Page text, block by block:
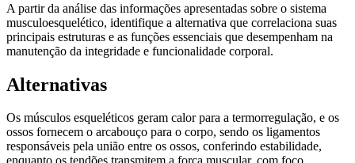
A partir da análise das informações apresentadas sobre o sistema
musculoesquelético, identifique a alternativa que correlaciona suas
principais estruturas e as funções essenciais que desempenham na
manutenção da integridade e funcionalidade corporal.
Alternativas
Os músculos esqueléticos geram calor para a termorregulação, e os
ossos fornecem o arcabouço para o corpo, sendo os ligamentos
responsáveis pela união entre os ossos, conferindo estabilidade,